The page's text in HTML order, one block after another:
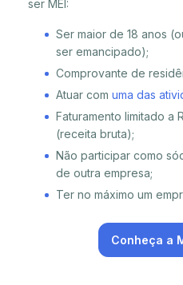
ser MEI:
Ser maior de 18 anos
ser emancipado);
Comprovante de
Atuar com uma das
Faturamento limitado a
(receita bruta);
Não participar como
de outra empresa;
Ter no máximo um
Conheça a